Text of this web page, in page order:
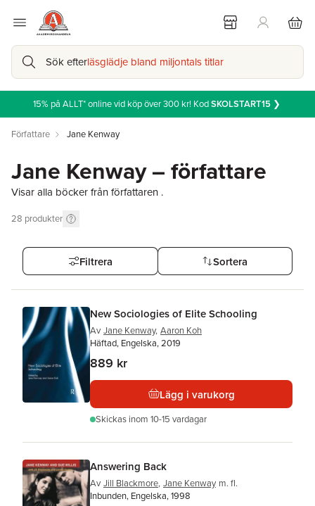
Sök efterläsglädje bland miljontals titlar
15% på ALLT* online vid köp över 300 kr! KodSKOLSTART15❯
Författare Jane Kenway
Jane Kenway – författare
Visar alla böcker från författaren .
28 produkter
Filtrera Sortera
New Sociologies of Elite Schooling
Av Jane Kenway, Aaron Koh
Häftad, Engelska, 2019
889 kr
Lägg i varukorg
Skickas inom 10-15 vardagar
Answering Back
Av Jill Blackmore, Jane Kenway m. fl.
Inbunden, Engelska, 1998